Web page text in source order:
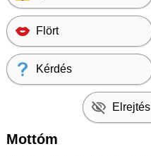
Flört
Kérdés
Elrejtés
Mottóm